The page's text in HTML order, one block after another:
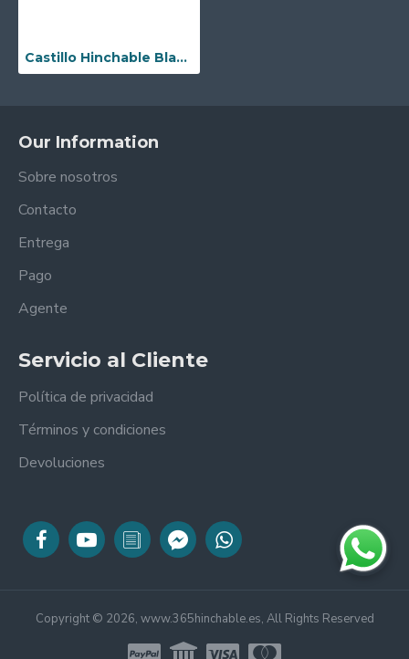
Castillo Hinchable Blanco
Our Information
Sobre nosotros
Contacto
Entrega
Pago
Agente
Servicio al Cliente
Política de privacidad
Términos y condiciones
Devoluciones
Copyright © 2026, www.365hinchable.es, All Rights Reserved